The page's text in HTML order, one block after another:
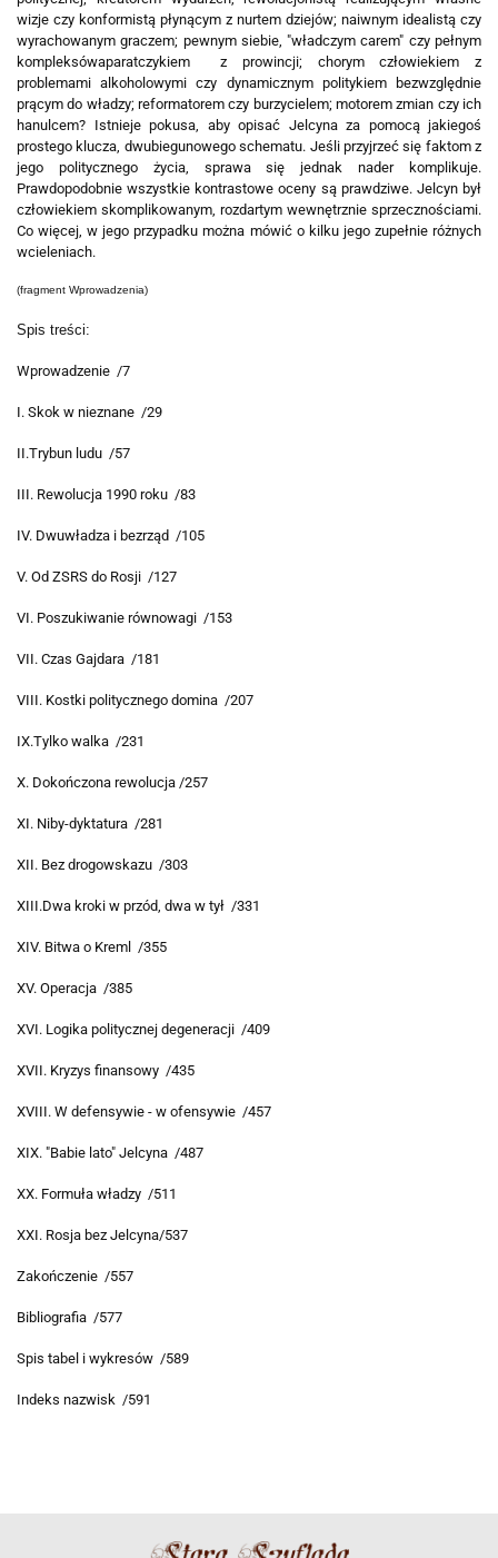
wizje czy konformistą płynącym z nurtem dziejów; naiwnym idealistą czy
wyrachowanym graczem; pewnym siebie, "władczym carem" czy pełnym
kompleksówaparatczykiem z prowincji; chorym człowiekiem z
problemami alkoholowymi czy dynamicznym politykiem bezwzględnie
prącym do władzy; reformatorem czy burzycielem; motorem zmian czy ich
hanulcem? Istnieje pokusa, aby opisać Jelcyna za pomocą jakiegoś
prostego klucza, dwubiegunowego schematu. Jeśli przyjrzeć się faktom z
jego politycznego życia, sprawa się jednak nader komplikuje.
Prawdopodobnie wszystkie kontrastowe oceny są prawdziwe. Jelcyn był
człowiekiem skomplikowanym, rozdartym wewnętrznie sprzecznościami.
Co więcej, w jego przypadku można mówić o kilku jego zupełnie różnych
wcieleniach.
(fragment Wprowadzenia)
Spis treści:
Wprowadzenie /7
I. Skok w nieznane /29
II.Trybun ludu /57
III. Rewolucja 1990 roku /83
IV. Dwuwładza i bezrząd /105
V. Od ZSRS do Rosji /127
VI. Poszukiwanie równowagi /153
VII. Czas Gajdara /181
VIII. Kostki politycznego domina /207
IX.Tylko walka /231
X. Dokończona rewolucja /257
XI. Niby-dyktatura /281
XII. Bez drogowskazu /303
XIII.Dwa kroki w przód, dwa w tył /331
XIV. Bitwa o Kreml /355
XV. Operacja /385
XVI. Logika politycznej degeneracji /409
XVII. Kryzys finansowy /435
XVIII. W defensywie - w ofensywie /457
XIX. "Babie lato" Jelcyna /487
XX. Formuła władzy /511
XXI. Rosja bez Jelcyna/537
Zakończenie /557
Bibliografia /577
Spis tabel i wykresów /589
Indeks nazwisk /591